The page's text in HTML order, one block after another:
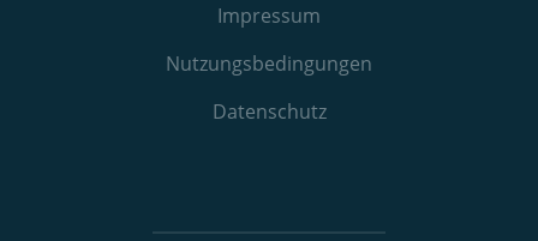
Impressum
Nutzungs­bedingungen
Datenschutz